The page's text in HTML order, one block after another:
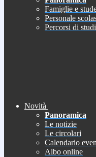
Famiglie e
Personale
Percorsi di
Novità
Panoramica
Le notizie
Le circolari
Calendario
Albo online